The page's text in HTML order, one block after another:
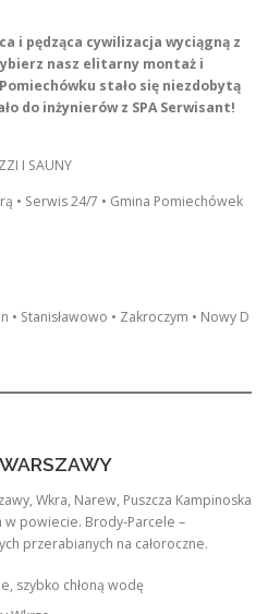
i pędząca cywilizacja wyciągną z
nasz elitarny montaż i
stało się niezdobytą
do inżynierów z SPA Serwisant!
I SAUNY
• Serwis 24/7 • Gmina Pomiechówek
• Stanisławowo • Zakroczym • Nowy D
Wkra, Narew, Puszcza Kampinoska
w powiecie. Brody-Parcele –
przerabianych na całoroczne.
szybko chłoną wodę